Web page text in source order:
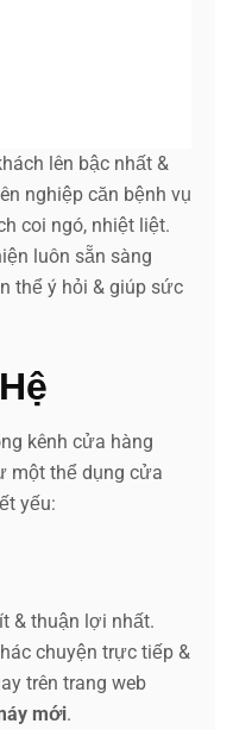
lên bậc nhất &
nghiệp căn bệnh vụ
coi ngó, nhiệt liệt.
luôn sẵn sàng
thể ý hỏi & giúp sức
kênh cửa hàng
một thể dụng cửa
yếu:
& thuận lợi nhất.
chuyện trực tiếp &
trên trang web
mới.